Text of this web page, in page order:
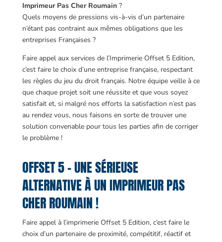
Imprimeur Pas Cher Roumain?
Quels moyens de pressions vis-à-vis d’un partenaire
n’étant pas contraint aux mêmes obligations que les
entreprises Françaises ?
Faire appel aux services de l’Imprimerie Offset 5 Edition,
c’est faire le choix d’une entreprise française, respectant
les règles du jeu du droit français. Notre équipe veille à ce
que chaque projet soit une réussite et que vous soyez
satisfait et, si malgré nos efforts la satisfaction n’est pas
au rendez vous, nous faisons en sorte de trouver une
solution convenable pour tous les parties afin de corriger
le problème !
OFFSET 5 – UNE SÉRIEUSE
ALTERNATIVE À UN IMPRIMEUR PAS
CHER ROUMAIN !
Faire appel à l’imprimerie Offset 5 Edition, c’est faire le
choix d’un partenaire de proximité, compétitif, réactif et